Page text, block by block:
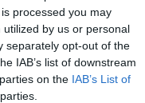
processed you may
by us or personal
separately opt-out of the
IAB’s list of downstream
on the IAB’s List of
(a nyomtatott
Katona József
Lukáts
Kamra
múlt század